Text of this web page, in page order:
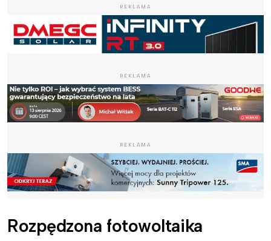
REKLAMA
REKLAMA
REKLAMA
Rozpędzona fotowoltaika